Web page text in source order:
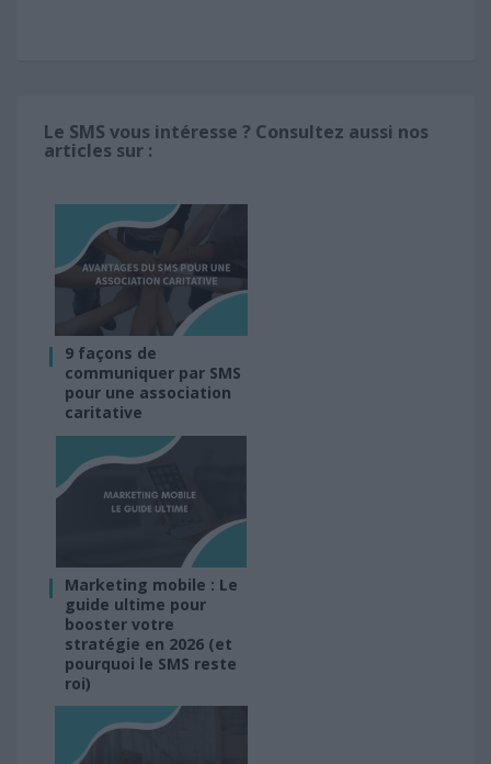
Le SMS vous intéresse ? Consultez aussi nos
articles sur :
9 façons de
communiquer par SMS
pour une association
caritative
Marketing mobile : Le
guide ultime pour
booster votre
stratégie en 2026 (et
pourquoi le SMS reste
roi)